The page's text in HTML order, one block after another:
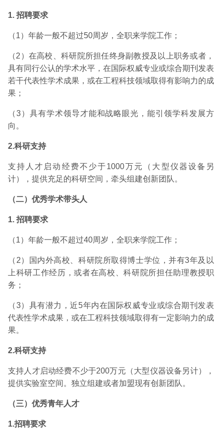
1. 招聘要求
（1）年龄一般不超过50周岁，全职来学院工作；
（2）在高校、科研院所担任终身副教授及以上职务或者，
具有同行公认的学术水平，在国际权威专业或综合期刊发表
若干代表性学术成果，或在工程科技领域取得有影响力的成
果；
（3）具有学术领导才能和战略眼光，能引领学科发展方
向。
2.科研支持
支持人才启动经费不少于1000万元（大型仪器设备另
计），提供充足的科研空间，牵头组建创新团队。
（二）优秀学术带头人
1. 招聘要求
（1）年龄一般不超过40周岁，全职来学院工作；
（2）国内外高校、科研院所取得博士学位，并有3年及以
上科研工作经历，或者在高校、科研院所担任助理教授职
务；
（3）具有潜力，近5年内在国际权威专业或综合期刊发表
代表性学术成果，或在工程科技领域取得有一定影响力的成
果。
2.科研支持
支持人才启动经费不少于200万元（大型仪器设备另计），
提供实验室空间。独立组建或者加盟现有创新团队。
（三）优秀青年人才
1.招聘要求